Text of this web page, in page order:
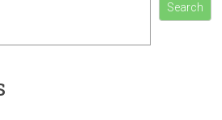
Search